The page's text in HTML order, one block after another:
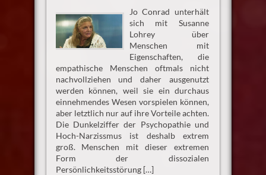
Jo Conrad unterhält
sich mit Susanne
Lohrey über
Menschen mit
Eigenschaften, die
empathische Menschen oftmals nicht
nachvollziehen und daher ausgenutzt
werden können, weil sie ein durchaus
einnehmendes Wesen vorspielen können,
aber letztlich nur auf ihre Vorteile achten.
Die Dunkelziffer der Psychopathie und
Hoch-Narzissmus ist deshalb extrem
groß. Menschen mit dieser extremen
Form der dissozialen
Persönlichkeitsstörung […]